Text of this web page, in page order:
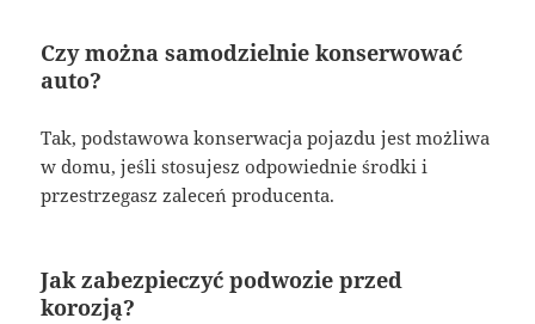
Czy można samodzielnie konserwować
auto?
Tak, podstawowa konserwacja pojazdu jest możliwa
w domu, jeśli stosujesz odpowiednie środki i
przestrzegasz zaleceń producenta.
Jak zabezpieczyć podwozie przed
korozją?